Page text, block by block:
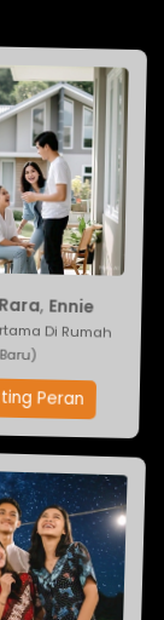
,Rara,Ennie
Di Rumah
Baru)
Peran